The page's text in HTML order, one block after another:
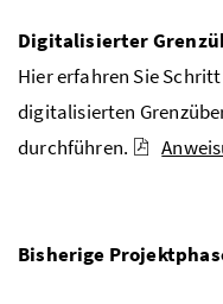
Digitalisierter
Hier erfahren Sie
digitalisierten
durchführen.
Bisherige